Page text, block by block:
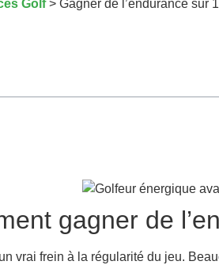
Golf> Gagner de l’endurance sur
gagner de
vrai frein à la régularité du jeu.